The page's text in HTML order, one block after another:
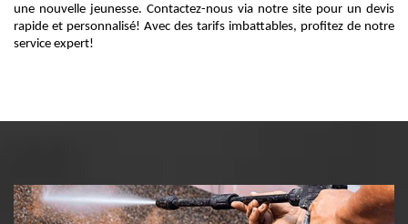
une nouvelle jeunesse. Contactez-nous via notre site pour un devis
rapide et personnalisé! Avec des tarifs imbattables, profitez de notre
service expert!